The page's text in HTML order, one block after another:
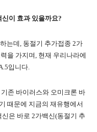
이 효과 있을까요?
는데, 동절기 추가접종 2가
을 가지며, 현재 우리나라에
입니다.
존 바이러스와 오미크론 바
때문에 지금의 재유행에서
은 바로 2가백신(동절기 추